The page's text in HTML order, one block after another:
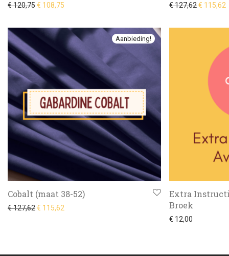
€120,75Oorspronkelijke prijs was: € 120,75.
€ 108,75 €127,62€ 115,62
Aanbieding!
Cobalt (maat 38-52)
€127,62Oorspronkelijke prijs was: € 127,62.
€ 115,62
Extra
Broek
€ 12,00